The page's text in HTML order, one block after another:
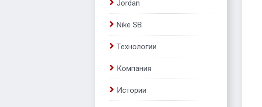
Jordan
Nike SB
Технологии
Компания
Истории